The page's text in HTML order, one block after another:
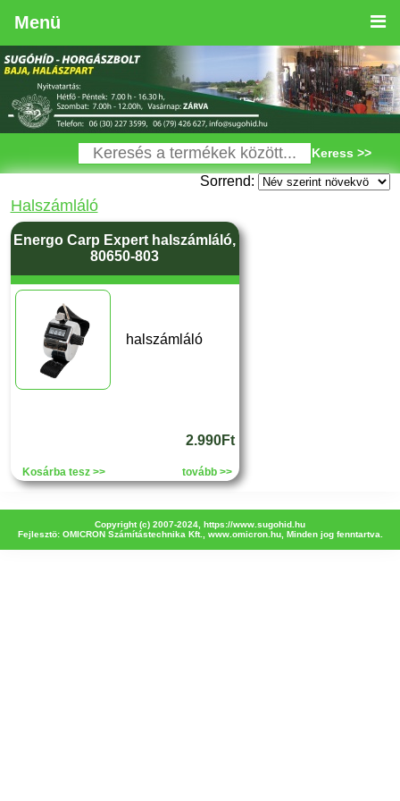
Menü
Keress >>
Sorrend:
Halszámláló
Energo Carp Expert halszámláló,
80650-803
halszámláló
2.990Ft
Kosárba tesz >> tovább >>
Copyright (c) 2007-2024, https://www.sugohid.hu
Fejlesztö: OMICRON Számítástechnika Kft., www.omicron.hu, Minden jog fenntartva.